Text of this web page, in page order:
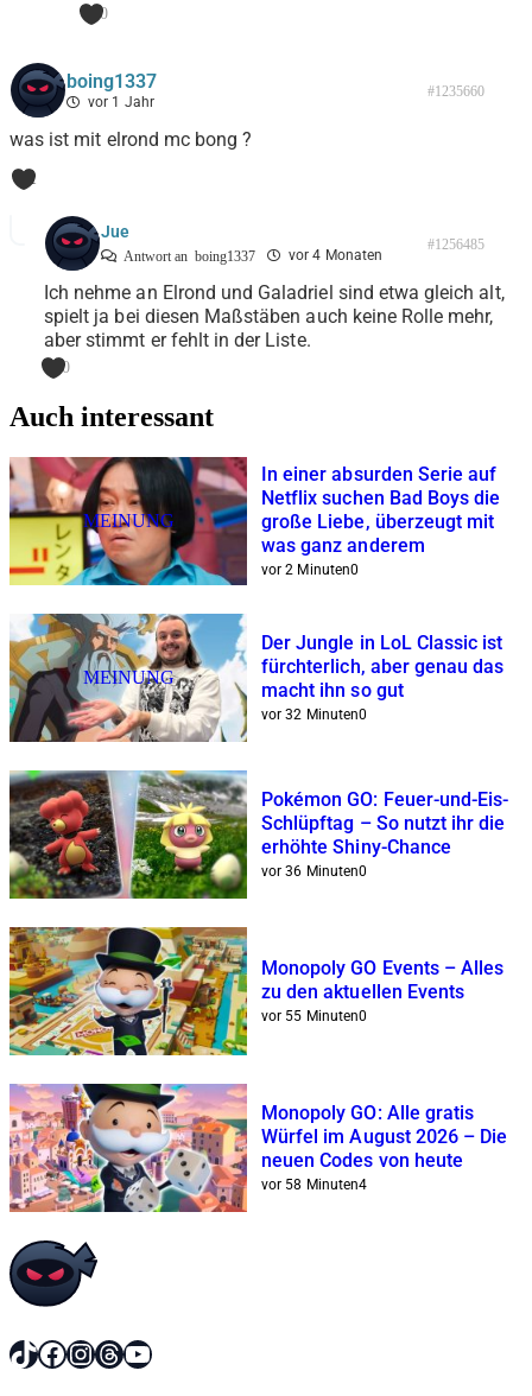
0
boing1337
vor 1 Jahr
#1235660
was ist mit elrond mc bong ?
1
Jue
Antwort an boing1337 vor 4 Monaten
#1256485
Ich nehme an Elrond und Galadriel sind etwa gleich alt,
spielt ja bei diesen Maßstäben auch keine Rolle mehr,
aber stimmt er fehlt in der Liste.
0
Auch interessant
MEINUNG
In einer absurden Serie auf
Netflix suchen Bad Boys die
große Liebe, überzeugt mit
was ganz anderem
vor 2 Minuten0
MEINUNG
Der Jungle in LoL Classic ist
fürchterlich, aber genau das
macht ihn so gut
vor 32 Minuten0
Pokémon GO: Feuer-und-Eis-
Schlüpftag – So nutzt ihr die
erhöhte Shiny-Chance
vor 36 Minuten0
Monopoly GO Events – Alles
zu den aktuellen Events
vor 55 Minuten0
Monopoly GO: Alle gratis
Würfel im August 2026 – Die
neuen Codes von heute
vor 58 Minuten4
TikTok
Facebook
Instagram
Threads
YouTube